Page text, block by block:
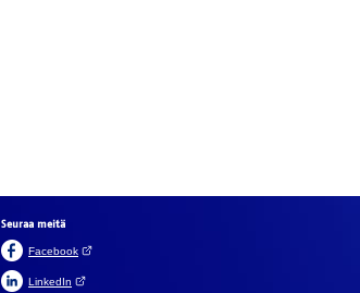
Seuraa meitä
Facebook(Avautuu uuteen välilehteen)
LinkedIn (Avautuu uuteen välilehteen)